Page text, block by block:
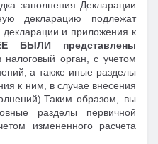
заполнения Декларации
декларацию подлежат
и приложения к
БЫЛИ представлены
налоговый орган, с учетом
а также иные разделы
к ним, в случае внесения
образом, вы
разделы первичной
измененного расчета